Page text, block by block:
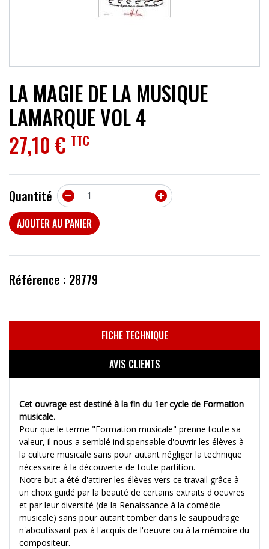
LA MAGIE DE LA MUSIQUE
LAMARQUE VOL 4
27,10 € TTC
Quantité 

AJOUTER AU PANIER
Référence : 28779
FICHE TECHNIQUE
AVIS CLIENTS
Cet ouvrage est destiné à la fin du 1er cycle de Formation
musicale.
Pour que le terme "Formation musicale" prenne toute sa
valeur, il nous a semblé indispensable d'ouvrir les élèves à
la culture musicale sans pour autant négliger la technique
nécessaire à la découverte de toute partition.
Notre but a été d'attirer les élèves vers ce travail grâce à
un choix guidé par la beauté de certains extraits d'oeuvres
et par leur diversité (de la Renaissance à la comédie
musicale) sans pour autant tomber dans le saupoudrage
n'aboutissant pas à l'acquis de l'oeuvre ou à la mémoire du
compositeur.
ACCESSOIRES
PROMOTIONS